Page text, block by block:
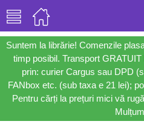
Suntem la librărie! Comenzile
timp posibil. Transport
prin: curier Cargus sau DPD
FANbox etc. (sub taxa e 21 lei);
Pentru cărți la prețuri mici vă